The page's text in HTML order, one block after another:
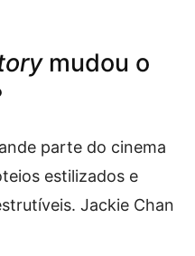
mudou o
parte do cinema
estilizados e
Jackie Chan